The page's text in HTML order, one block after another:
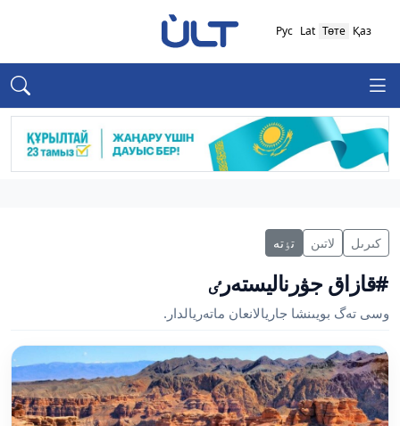
Қаз
Төте
Lat
Рус
كىرىل لاتىن تٶتە
#قازاق جۋرناليستەرٸ
وسى تەگ بويىنشا جاريالانعان ماتەريالدار.